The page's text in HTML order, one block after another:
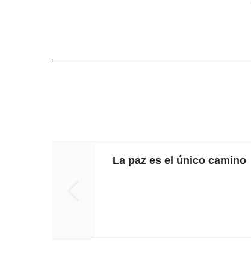
La paz es el único camino